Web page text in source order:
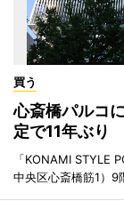
買う
心斎橋パルコ
定で11年ぶり
「KONAMI STYLE
中央区心斎橋筋1）9